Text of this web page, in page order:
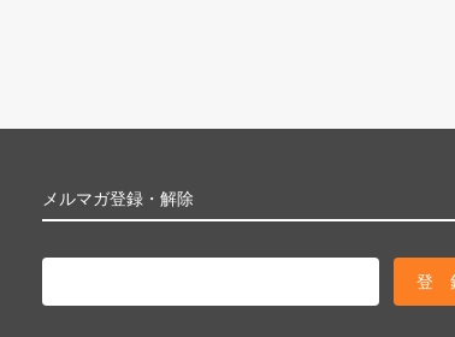
メルマガ登録・解除